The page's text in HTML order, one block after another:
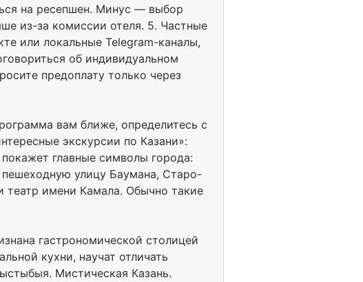
на ресепшен. Минус — выбор
из-за комиссии отеля. 5. Частные
или локальные Telegram-каналы,
об индивидуальном
предоплату только через
вам ближе, определитесь с
экскурсии по Казани»:
главные символы города:
улицу Баумана, Старо-
имени Камала. Обычно такие
гастрономической столицей
кухни, научат отличать
Мистическая Казань.